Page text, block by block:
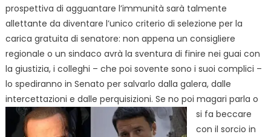
prospettiva di agguantare l’immunità sarà talmente
allettante da diventare l’unico criterio di selezione per la
carica gratuita di senatore: non appena un consigliere
regionale o un sindaco avrà la sventura di finire nei guai con
la giustizia, i colleghi – che poi sovente sono i suoi complici –
lo spediranno in Senato per salvarlo dalla galera, dalle
intercettazioni e dalle perquisizioni. Se no poi magari parla o
si fa beccare
con il sorcio in